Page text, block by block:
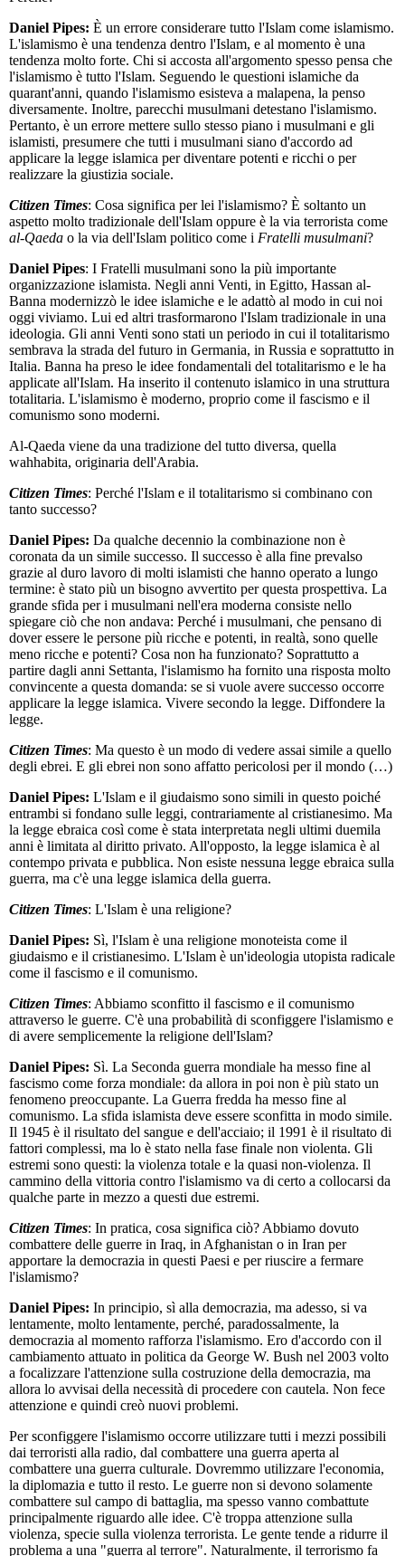
Daniel Pipes: È un errore considerare tutto l'Islam come islamismo.
L'islamismo è una tendenza dentro l'Islam, e al momento è una
tendenza molto forte. Chi si accosta all'argomento spesso pensa che
l'islamismo è tutto l'Islam. Seguendo le questioni islamiche da
quarant'anni, quando l'islamismo esisteva a malapena, la penso
diversamente. Inoltre, parecchi musulmani detestano l'islamismo.
Pertanto, è un errore mettere sullo stesso piano i musulmani e gli
islamisti, presumere che tutti i musulmani siano d'accordo ad
applicare la legge islamica per diventare potenti e ricchi o per
realizzare la giustizia sociale.
Citizen Times: Cosa significa per lei l'islamismo? È soltanto un
aspetto molto tradizionale dell'Islam oppure è la via terrorista come
al-Qaeda o la via dell'Islam politico come i Fratelli musulmani?
Daniel Pipes: I Fratelli musulmani sono la più importante
organizzazione islamista. Negli anni Venti, in Egitto, Hassan al-
Banna modernizzò le idee islamiche e le adattò al modo in cui noi
oggi viviamo. Lui ed altri trasformarono l'Islam tradizionale in una
ideologia. Gli anni Venti sono stati un periodo in cui il totalitarismo
sembrava la strada del futuro in Germania, in Russia e soprattutto in
Italia. Banna ha preso le idee fondamentali del totalitarismo e le ha
applicate all'Islam. Ha inserito il contenuto islamico in una struttura
totalitaria. L'islamismo è moderno, proprio come il fascismo e il
comunismo sono moderni.
Al-Qaeda viene da una tradizione del tutto diversa, quella
wahhabita, originaria dell'Arabia.
Citizen Times: Perché l'Islam e il totalitarismo si combinano con
tanto successo?
Daniel Pipes: Da qualche decennio la combinazione non è
coronata da un simile successo. Il successo è alla fine prevalso
grazie al duro lavoro di molti islamisti che hanno operato a lungo
termine: è stato più un bisogno avvertito per questa prospettiva. La
grande sfida per i musulmani nell'era moderna consiste nello
spiegare ciò che non andava: Perché i musulmani, che pensano di
dover essere le persone più ricche e potenti, in realtà, sono quelle
meno ricche e potenti? Cosa non ha funzionato? Soprattutto a
partire dagli anni Settanta, l'islamismo ha fornito una risposta molto
convincente a questa domanda: se si vuole avere successo occorre
applicare la legge islamica. Vivere secondo la legge. Diffondere la
legge.
Citizen Times: Ma questo è un modo di vedere assai simile a quello
degli ebrei. E gli ebrei non sono affatto pericolosi per il mondo (…)
Daniel Pipes: L'Islam e il giudaismo sono simili in questo poiché
entrambi si fondano sulle leggi, contrariamente al cristianesimo. Ma
la legge ebraica così come è stata interpretata negli ultimi duemila
anni è limitata al diritto privato. All'opposto, la legge islamica è al
contempo privata e pubblica. Non esiste nessuna legge ebraica sulla
guerra, ma c'è una legge islamica della guerra.
Citizen Times: L'Islam è una religione?
Daniel Pipes: Sì, l'Islam è una religione monoteista come il
giudaismo e il cristianesimo. L'Islam è un'ideologia utopista radicale
come il fascismo e il comunismo.
Citizen Times: Abbiamo sconfitto il fascismo e il comunismo
attraverso le guerre. C'è una probabilità di sconfiggere l'islamismo e
di avere semplicemente la religione dell'Islam?
Daniel Pipes: Sì. La Seconda guerra mondiale ha messo fine al
fascismo come forza mondiale: da allora in poi non è più stato un
fenomeno preoccupante. La Guerra fredda ha messo fine al
comunismo. La sfida islamista deve essere sconfitta in modo simile.
Il 1945 è il risultato del sangue e dell'acciaio; il 1991 è il risultato di
fattori complessi, ma lo è stato nella fase finale non violenta. Gli
estremi sono questi: la violenza totale e la quasi non-violenza. Il
cammino della vittoria contro l'islamismo va di certo a collocarsi da
qualche parte in mezzo a questi due estremi.
Citizen Times: In pratica, cosa significa ciò? Abbiamo dovuto
combattere delle guerre in Iraq, in Afghanistan o in Iran per
apportare la democrazia in questi Paesi e per riuscire a fermare
l'islamismo?
Daniel Pipes: In principio, sì alla democrazia, ma adesso, si va
lentamente, molto lentamente, perché, paradossalmente, la
democrazia al momento rafforza l'islamismo. Ero d'accordo con il
cambiamento attuato in politica da George W. Bush nel 2003 volto
a focalizzare l'attenzione sulla costruzione della democrazia, ma
allora lo avvisai della necessità di procedere con cautela. Non fece
attenzione e quindi creò nuovi problemi.
Per sconfiggere l'islamismo occorre utilizzare tutti i mezzi possibili
dai terroristi alla radio, dal combattere una guerra aperta al
combattere una guerra culturale. Dovremmo utilizzare l'economia,
la diplomazia e tutto il resto. Le guerre non si devono solamente
combattere sul campo di battaglia, ma spesso vanno combattute
principalmente riguardo alle idee. C'è troppa attenzione sulla
violenza, specie sulla violenza terrorista. Le gente tende a ridurre il
problema a una "guerra al terrore". Naturalmente, il terrorismo fa